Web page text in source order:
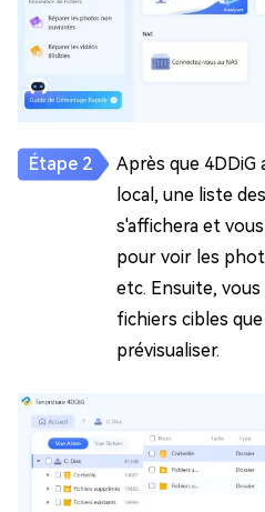
Après que 4DDiG
local, une liste
s'affichera et
pour voir les
etc. Ensuite,
fichiers cibles
prévisualiser.